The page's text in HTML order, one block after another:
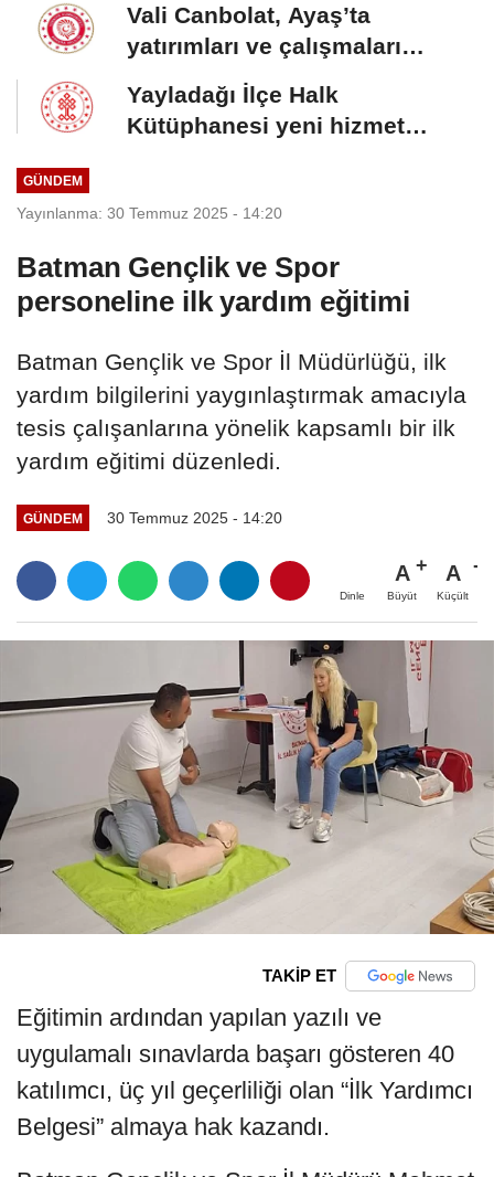
Vali Canbolat, Ayaş’ta
yatırımları ve çalışmaları
Yayladağı İlçe Halk
Kütüphanesi yeni hizmet
GÜNDEM
Yayınlanma: 30 Temmuz 2025 - 14:20
Batman Gençlik ve Spor
personeline ilk yardım eğitimi
Batman Gençlik ve Spor İl Müdürlüğü, ilk
yardım bilgilerini yaygınlaştırmak amacıyla
tesis çalışanlarına yönelik kapsamlı bir ilk
yardım eğitimi düzenledi.
GÜNDEM 30 Temmuz 2025 - 14:20
Dinle
A
Büyüt
A
Küçült
TAKİP ET
Eğitimin ardından yapılan yazılı ve
uygulamalı sınavlarda başarı gösteren 40
katılımcı, üç yıl geçerliliği olan “İlk Yardımcı
Belgesi” almaya hak kazandı.